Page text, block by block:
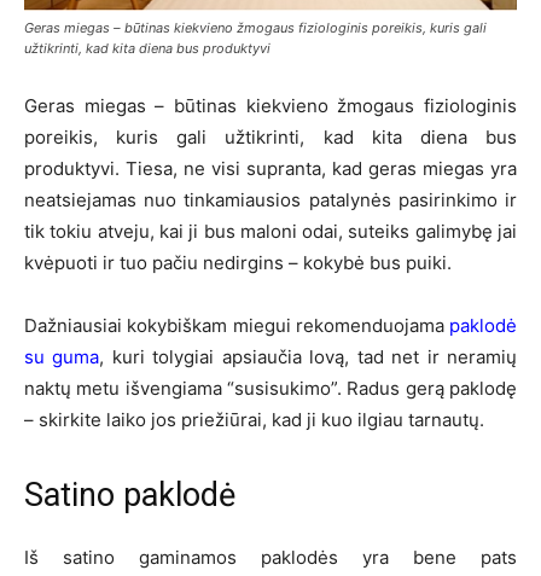
Geras miegas – būtinas kiekvieno žmogaus fiziologinis poreikis, kuris gali
užtikrinti, kad kita diena bus produktyvi
Geras miegas – būtinas kiekvieno žmogaus fiziologinis
poreikis, kuris gali užtikrinti, kad kita diena bus
produktyvi. Tiesa, ne visi supranta, kad geras miegas yra
neatsiejamas nuo tinkamiausios patalynės pasirinkimo ir
tik tokiu atveju, kai ji bus maloni odai, suteiks galimybę jai
kvėpuoti ir tuo pačiu nedirgins – kokybė bus puiki.
Dažniausiai kokybiškam miegui rekomenduojama paklodė
su guma, kuri tolygiai apsiaučia lovą, tad net ir neramių
naktų metu išvengiama “susisukimo”. Radus gerą paklodę
– skirkite laiko jos priežiūrai, kad ji kuo ilgiau tarnautų.
Satino paklodė
Iš satino gaminamos paklodės yra bene pats